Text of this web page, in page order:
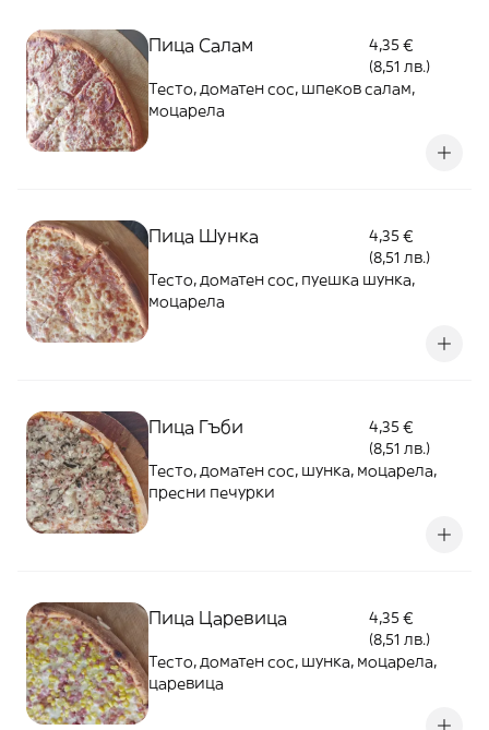
Пица Салам
4,35 €
(8,51 лв.)
Тесто, доматен сос, шпеков салам,
моцарела
Пица Шунка
4,35 €
(8,51 лв.)
Тесто, доматен сос, пуешка шунка,
моцарела
Пица Гъби
4,35 €
(8,51 лв.)
Тесто, доматен сос, шунка, моцарела,
пресни печурки
Пица Царевица
4,35 €
(8,51 лв.)
Тесто, доматен сос, шунка, моцарела,
царевица